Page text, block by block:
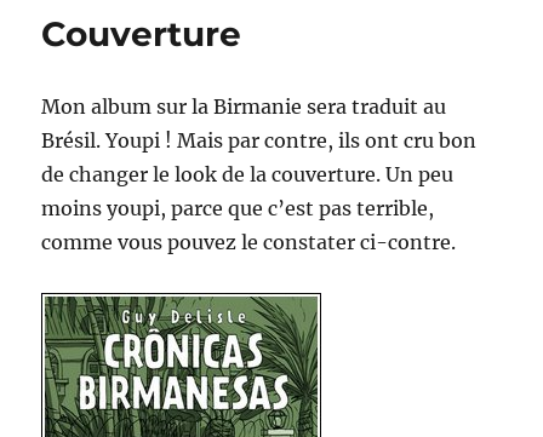
Couverture
Mon album sur la Birmanie sera traduit au
Brésil. Youpi ! Mais par contre, ils ont cru bon
de changer le look de la couverture. Un peu
moins youpi, parce que c’est pas terrible,
comme vous pouvez le constater ci-contre.